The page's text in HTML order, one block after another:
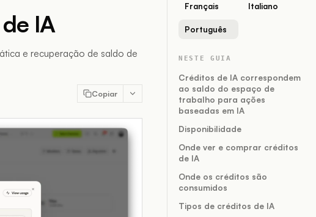
IA
e recuperação de saldo de
Copiar
Français Italiano
Português
NESTE GUIA
Créditos de IA correspondem
ao saldo do espaço de
trabalho para ações
baseadas em IA
Disponibilidade
Onde ver e comprar créditos
de IA
Onde os créditos são
consumidos
Tipos de créditos de IA